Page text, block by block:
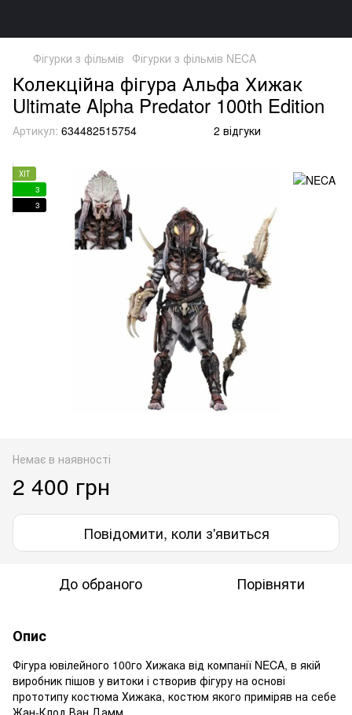
Фігурки з фільмів Фігурки з фільмів NECA
Колекційна фігура Альфа Хижак
Ultimate Alpha Predator 100th Edition
Артикул: 634482515754 2 відгуки
ХІТ
3
3
Немає в наявності
2 400 грн
Повідомити, коли з'явиться
До обраного Порівняти
Опис
Фігура ювілейного 100го Хижака від компанії NECA, в якій
виробник пішов у витоки і створив фігуру на основі
прототипу костюма Хижака, костюм якого приміряв на себе
Жан-Клод Ван Дамм